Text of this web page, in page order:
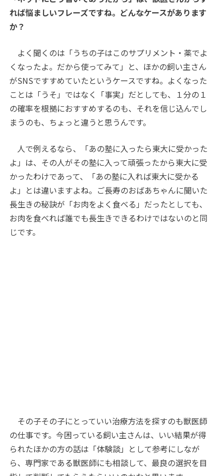
れば悩ましいフレーズですね。どんなケースがあります
か？
よく聞くのは「うちの子はこのサプリメント・薬でよ
くなったよ。だから使ってみて」と、ほかの飼い主さん
がSNSですすめていたというケースですね。よくなった
ことは「うそ」ではなく「事実」だとしても、１分の１
の確率を根拠におすすめするのも、それを信じ込んでし
まうのも、ちょっと違うと思うんです。
人で例えるなら、「あの塾に入ったら東大に受かった
よ」は、その人がその塾に入って頑張ったから東大に受
かったわけであって、「あの塾に入れば東大に受かる
よ」とは違いますよね。ご長寿のおばあちゃんに聞いた
長生きの秘訣が「お肉をよく食べる」だったとしても、
お肉を食べれば誰でも長生きできるわけではないのと同
じです。
その子その子にとっていい治療方法を探すのも獣医師
の仕事です。今困っている飼い主さんは、いい結果が得
られたほかの方の話は「体験談」として参考にしなが
ら、専門家である獣医師にも相談して、最良の選択を目